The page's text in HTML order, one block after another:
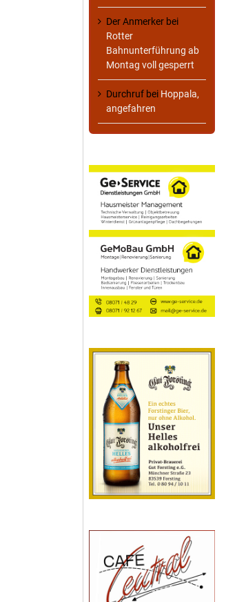
Der Anmerker bei
Rotter
Bahnunterführung ab
Montag voll gesperrt
Durchruf bei Hoppala,
angefahren